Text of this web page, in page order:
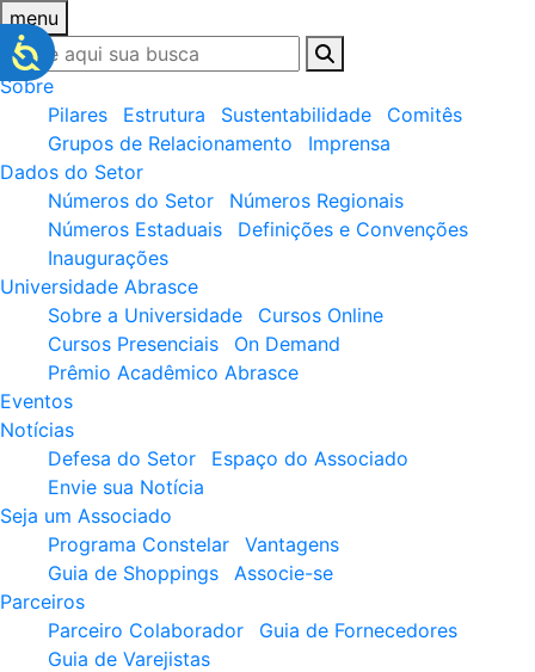
menu
Sobre
Pilares
Estrutura Sustentabilidade
Comitês
Grupos de Relacionamento
Imprensa
Dados do Setor
Números do Setor
Números Regionais
Números Estaduais
Definições e Convenções
Inaugurações
Universidade Abrasce
Sobre a Universidade
Cursos Online
Cursos Presenciais
On Demand
Prêmio Acadêmico Abrasce
Eventos
Notícias
Defesa do Setor
Espaço do Associado
Envie sua Notícia
Seja um Associado
Programa Constelar
Vantagens
Guia de Shoppings
Associe-se
Parceiros
Parceiro Colaborador
Guia de Fornecedores
Guia de Varejistas